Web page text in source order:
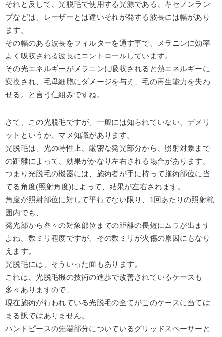
それと反して、光脱毛で使用する光源である、キセノンラン
プなどは、レーザーとは違いそれが発する波長には幅があり
ます。
その幅のある波長をフィルターを通す事で、メラニンに効率
よく吸収される波長にコントロールしています。
その光エネルギーがメラニンに吸収されると熱エネルギーに
変換され、毛母細胞にダメージを与え、毛の再生能力を失わ
せる。と言う仕組みですね。
さて、この光脱毛ですが、一般には知られていない、デメリ
ットというか、マメ知識があります。
光脱毛は、光の特性上、厳密な発光部分から、照射対象まで
の距離によって、効果がかなり左右される場合があります。
つまり光脱毛の機器には、施術者が手に持って施術部位に当
てる角度(照射角度)によって、結果が左右されます。
角度が照射部位に対して平行でない限り、1回あたりの照射範
囲内でも、
発光部から各々の対象部位までの距離の長短にムラが出ます
よね。数ミリ程度ですが、その数ミリが火傷の原因にもなり
えます。
光脱毛には、そういった面もあります。
これは、光脱毛機の技術の進歩で改善されているケースも
多々ありますので、
現在施術が行われている光脱毛の全てがこのケースに当ては
まる訳ではありません。
ハンドピースの先端部分についているグリッドスペーサーと